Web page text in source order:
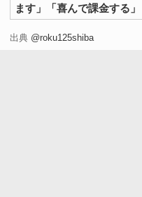
ます」「喜んで課金する」
出典 @roku125shiba